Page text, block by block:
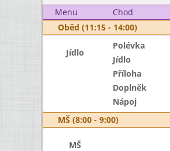
Menu
Chod
Oběd (11:15 - 14:00)
Jídlo
Polévka
Jídlo
Příloha
Doplněk
Nápoj
MŠ (8:00 - 9:00)
MŠ